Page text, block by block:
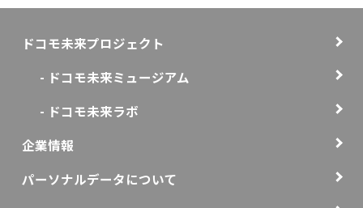
ドコモ未来プロジェクト
- ドコモ未来ミュージアム
- ドコモ未来ラボ
企業情報
パーソナルデータについて